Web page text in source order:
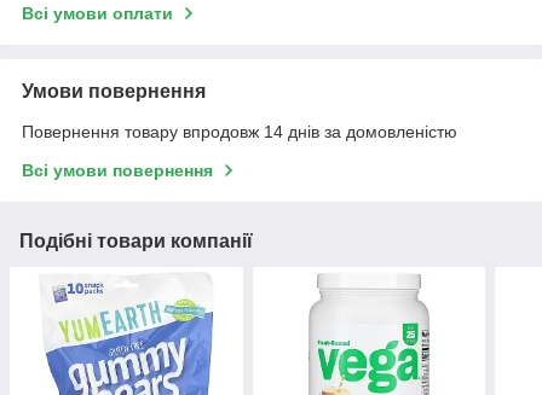
Всі умови оплати
Умови повернення
Повернення товару впродовж 14 днів за домовленістю
Всі умови повернення
Подібні товари компанії